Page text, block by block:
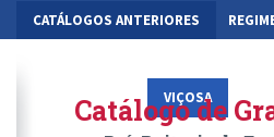
CATÁLOGOS ANTERIORES
VIÇOSA RIO
Catálogo de